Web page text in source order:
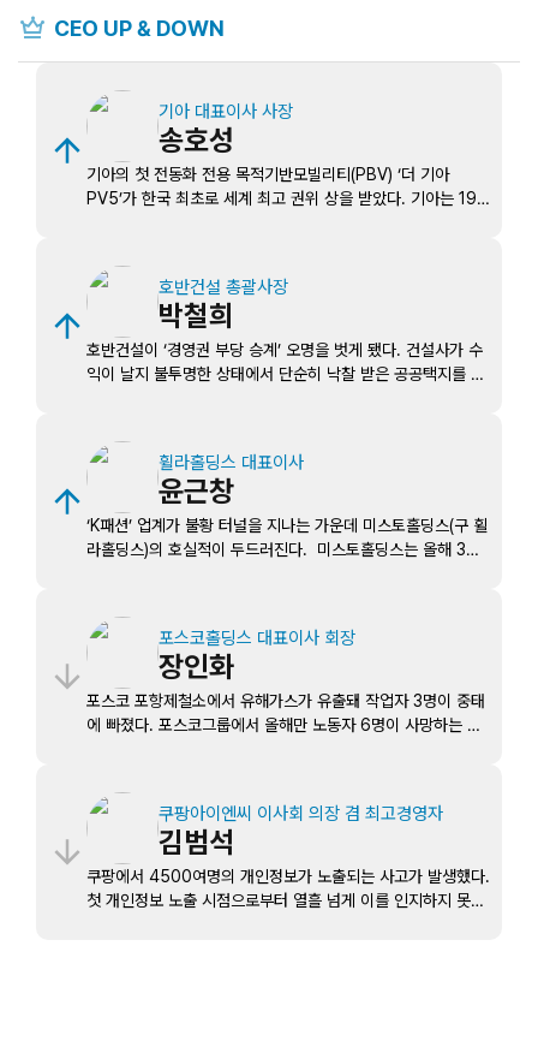
그런데 당국은 회장 연임 시 주주총
crown CEO UP & DOWN
기아 대표이사 사장
송호성
기아의 첫 전동화 전용 목적기반모빌리티(PBV) ‘더 기아
PV5’가 한국 최초로 세계 최고 권위 상을 받았다. 기아는 19
일 밝혔다. 1992년부터 세계 올해의 밴을 선정한 이래 한국
브랜드가 수상한 것은 이번이 처음이다. 아시아 전기 경상용차
가운데서도 최초 수상이다. 송호성 기아 대표이사 사장은
“PV5가 데뷔와 동시에 ‘세계 올해의 밴’에 선정된 것은 기아가
글로벌 경상용차 시장의 기준을 재정의하고 전 세계 비즈니스
호반건설 총괄사장
박철희
호반건설이 ‘경영권 부당 승계’ 오명을 벗게 됐다. 건설사가 수
익이 날지 불투명한 상태에서 단순히 낙찰 받은 공공택지를 계
법원 3부(주심 이흥구 대법관)는 20일 호반건설이 공정위 제
재를 취소해 달라며 낸 소송의 상고심에서 “과징금 608억 원
중 364억6천여만 원을 취소하라”고 한 원고 일부 승소 판결
을 확정했다. 다만 공공택지 사업 프로젝트파이낸싱(PF) 대출
에 대해 무상 지급 보증을 한 행위에 대해서는 ‘시공사가 시행
휠라홀딩스 대표이사
윤근창
‘K패션’ 업계가 불황 터널을 지나는 가운데 미스토홀딩스(구 휠
라홀딩스)의 호실적이 두드러진다. 미스토홀딩스는 올해 3분
미스토홀딩스 CFO는 “3분기에도 브랜드 경쟁력 강화와 효율
적 자산 운용을 기반으로 견조한 실적 흐름을 이어갔다”고 말
한섬, 코오롱FnC)는 전년도보다 영업이익이 줄거나 적자폭이
확대되는 등 올해 3분기 실적이 모두 부진한 흐름을 보였다.
포스코홀딩스 대표이사 회장
장인화
포스코 포항제철소에서 유해가스가 유출돼 작업자 3명이 중태
에 빠졌다. 포스코그룹에서 올해만 노동자 6명이 사망하는 등
업자 2명과 40대 포스코 직원 1명이 가스를 흡입해 쓰러졌다.
당국은 슬러지에서 발생한 일산화탄소에 작업자가 질식한 것으
로 추정하고 있다. 올해 포스코이앤씨, 포항제철소, 광양제철소
등 포스코그룹 내 사업장에서 발생한 사망 사고만 6명이다.
장인화 포스코홀딩스 대표이사 회장은 반복된 사고를 막기 위
쿠팡아이엔씨 이사회 의장 겸 최고경영자
김범석
쿠팡에서 4500여명의 개인정보가 노출되는 사고가 발생했다.
첫 개인정보 노출 시점으로부터 열흘 넘게 이를 인지하지 못하